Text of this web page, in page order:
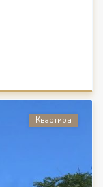
Квартира